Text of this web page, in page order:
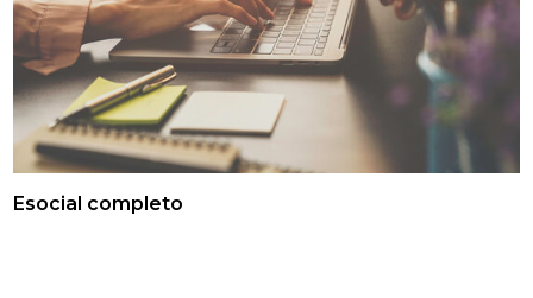
Esocial completo